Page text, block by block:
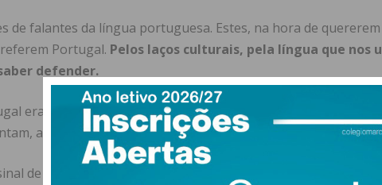
de falantes da língua portuguesa. Estes, na hora de
Portugal. Pelos laços culturais, pela língua que nos
defender.
eram 780 mil o ano passado.Este ano já são 980 mil
assim, cerca de 40% da população estrangeira residente.
de xenofobia tem que ser denunciado. Todos nós temos o